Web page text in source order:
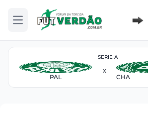
Abrir menu
SERIE A
PAL
X
CHA